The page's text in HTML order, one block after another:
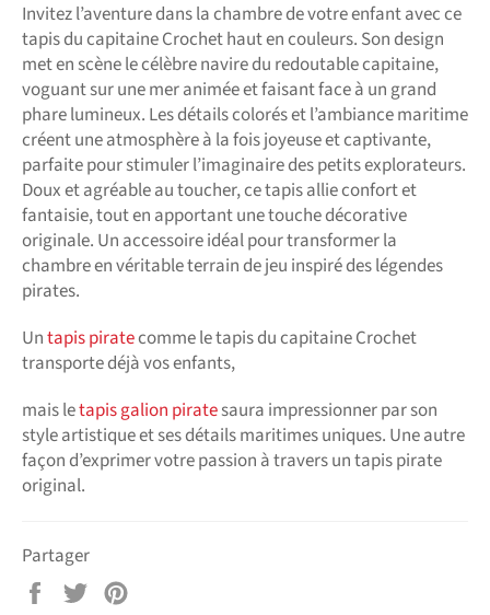
Invitez l’aventure dans la chambre de votre enfant avec ce
tapis du capitaine Crochet haut en couleurs. Son design
met en scène le célèbre navire du redoutable capitaine,
voguant sur une mer animée et faisant face à un grand
phare lumineux. Les détails colorés et l’ambiance maritime
créent une atmosphère à la fois joyeuse et captivante,
parfaite pour stimuler l’imaginaire des petits explorateurs.
Doux et agréable au toucher, ce tapis allie confort et
fantaisie, tout en apportant une touche décorative
originale. Un accessoire idéal pour transformer la
chambre en véritable terrain de jeu inspiré des légendes
pirates.
Untapis piratecomme le tapis du capitaine Crochet
transporte déjà vos enfants,
mais letapis galion piratesaura impressionner par son
style artistique et ses détails maritimes uniques. Une autre
façon d’exprimer votre passion à travers un tapis pirate
original.
Partager
PartagerTweeter